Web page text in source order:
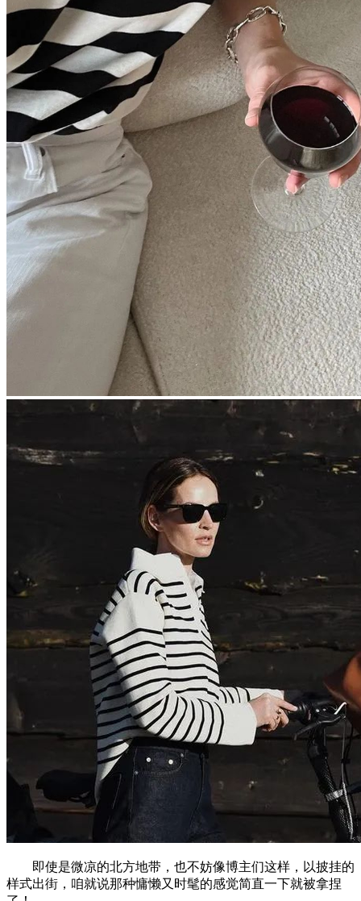
即使是微凉的北方地带，也不妨像博主们这样，以披挂的
样式出街，咱就说那种慵懒又时髦的感觉简直一下就被拿捏